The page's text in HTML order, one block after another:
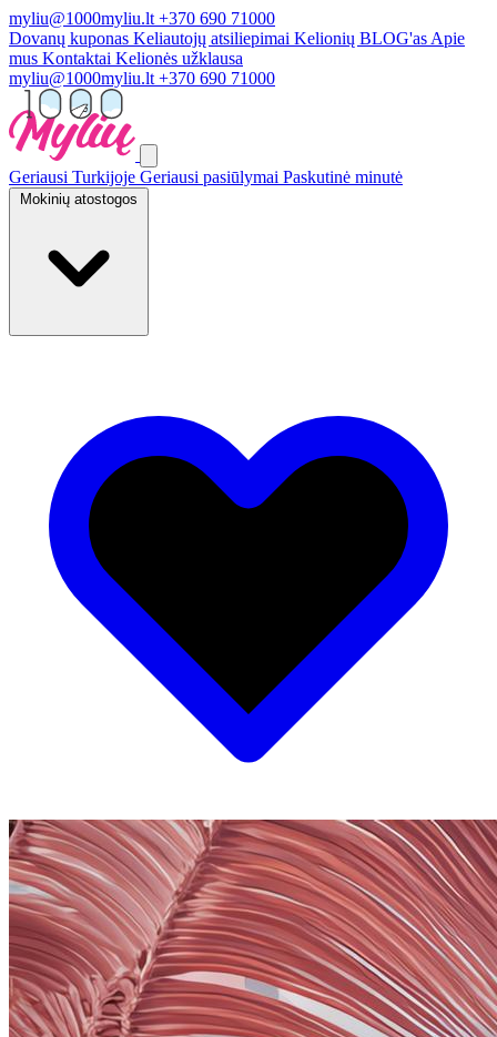
myliu@1000myliu.lt +370 690 71000
Dovanų kuponas Keliautojų atsiliepimai Kelionių BLOG'as Apie
mus Kontaktai Kelionės užklausa
myliu@1000myliu.lt +370 690 71000
Geriausi Turkijoje Geriausi pasiūlymai Paskutinė minutė
Mokinių atostogos